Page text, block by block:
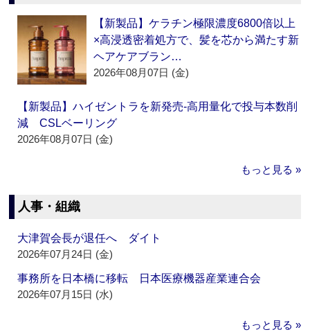
【新製品】ケラチン極限濃度6800倍以上
×高浸透密着処方で、髪を芯から満たす新
ヘアケアブラン…
2026年08月07日 (金)
【新製品】ハイゼントラを新発売‐高用量化で投与本数削
減 CSLベーリング
2026年08月07日 (金)
もっと見る »
人事・組織
大津賀会長が退任へ ダイト
2026年07月24日 (金)
事務所を日本橋に移転 日本医療機器産業連合会
2026年07月15日 (水)
もっと見る »